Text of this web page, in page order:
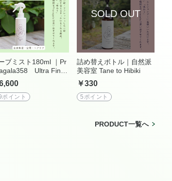
ブミスト180ml ｜Pr
Ultra Fine
｜自然派美容室 T
to Hibiki
ポイント
詰め替えボトル｜自然派
美容室 Tane to Hibiki
￥330
5ポイント
PRODUCT一覧へ